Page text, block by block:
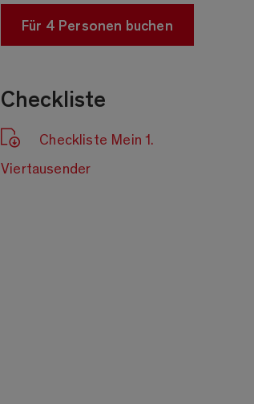
Für 4 Personen buchen
Checkliste
Checkliste Mein 1.
Viertausender